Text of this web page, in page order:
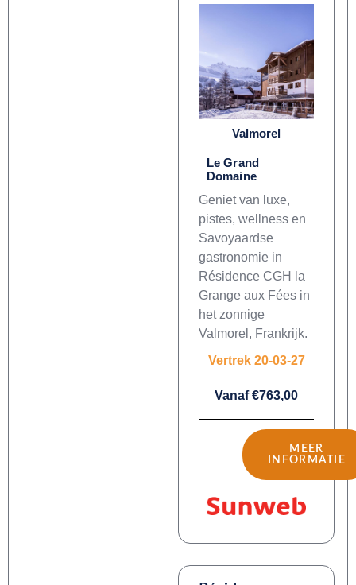
Valmorel
Le Grand
Domaine
Geniet van luxe,
pistes, wellness en
Savoyaardse
gastronomie in
Résidence CGH la
Grange aux Fées in
het zonnige
Valmorel, Frankrijk.
Vertrek 20-03-27
Vanaf €763,00
MEER
INFORMATIE